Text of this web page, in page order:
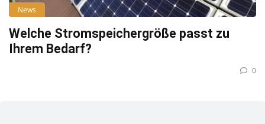
News
Welche Stromspeichergröße passt zu
Ihrem Bedarf?
0